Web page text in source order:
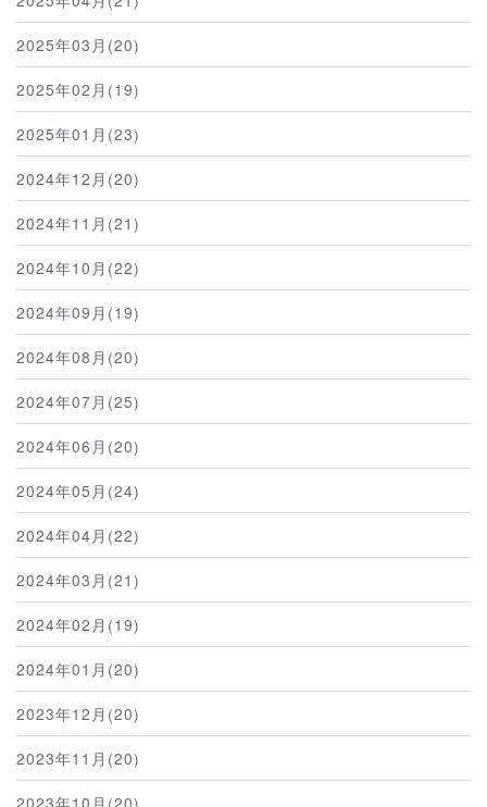
2025年03月(20)
2025年02月(19)
2025年01月(23)
2024年12月(20)
2024年11月(21)
2024年10月(22)
2024年09月(19)
2024年08月(20)
2024年07月(25)
2024年06月(20)
2024年05月(24)
2024年04月(22)
2024年03月(21)
2024年02月(19)
2024年01月(20)
2023年12月(20)
2023年11月(20)
2023年10月(20)